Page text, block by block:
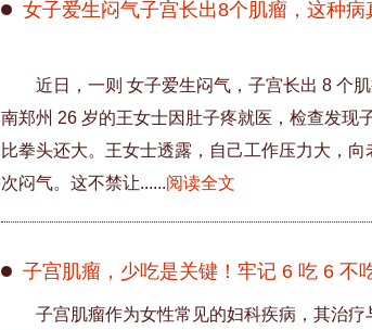
女子爱生闷气子宫长出8个肌瘤，这种病
近日，一则 女子爱生闷气，子宫长出 8 个
南郑州 26 岁的王女士因肚子疼就医，检查发现
比拳头还大。王女士透露，自己工作压力大，
次闷气。这不禁让......阅读全文
子宫肌瘤，少吃是关键！牢记 6 吃 6 不
子宫肌瘤作为女性常见的妇科疾病，其治